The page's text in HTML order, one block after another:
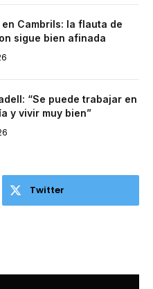
Cambrils: la flauta de
sigue bien afinada
“Se puede trabajar en
y vivir muy bien”
Twitter